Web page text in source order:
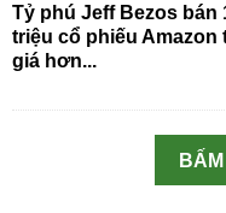
Tỷ phú Jeff Bezos bán
triệu cổ phiếu Amazon
giá hơn...